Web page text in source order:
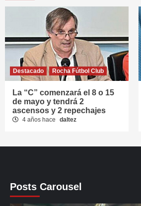
Destacado Rocha Fútbol Club
La “C” comenzará el 8 o 15
de mayo y tendrá 2
ascensos y 2 repechajes
4 años hace daltez
Posts Carousel